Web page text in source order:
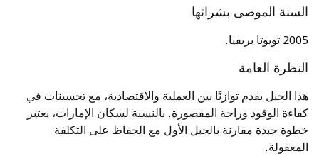
السنة الموصى بشرائها
2005 تويوتا بريفيا.
النظرة العامة
هذا الجيل يقدم توازنًا بين العملية والاقتصادية، مع تحسينات في
كفاءة الوقود وراحة المقصورة. بالنسبة لسكان الإمارات، يعتبر
خطوة جيدة مقارنة بالجيل الأول مع الحفاظ على التكلفة
المعقولة.